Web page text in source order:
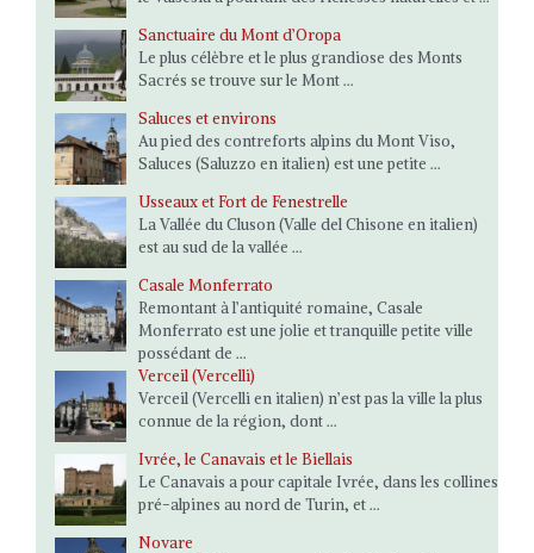
Sanctuaire du Mont d’Oropa
Le plus célèbre et le plus grandiose des Monts
Sacrés se trouve sur le Mont ...
Saluces et environs
Au pied des contreforts alpins du Mont Viso,
Saluces (Saluzzo en italien) est une petite ...
Usseaux et Fort de Fenestrelle
La Vallée du Cluson (Valle del Chisone en italien)
est au sud de la vallée ...
Casale Monferrato
Remontant à l’antiquité romaine, Casale
Monferrato est une jolie et tranquille petite ville
possédant de ...
Verceil (Vercelli)
Verceil (Vercelli en italien) n’est pas la ville la plus
connue de la région, dont ...
Ivrée, le Canavais et le Biellais
Le Canavais a pour capitale Ivrée, dans les collines
pré-alpines au nord de Turin, et ...
Novare